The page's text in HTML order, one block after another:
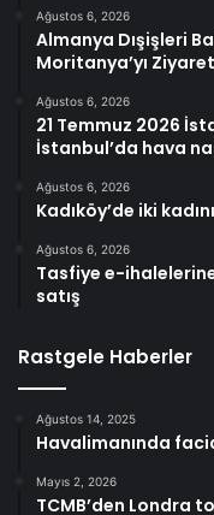
Ağustos 6, 2026
Almanya Dışişleri
Moritanya’yı
Ağustos 6, 2026
21 Temmuz 2026
İstanbul’da hava
Ağustos 6, 2026
Kadıköy’de iki
Ağustos 6, 2026
Tasfiye e-
satış
Rastgele Haberler
Ağustos 14, 2025
Havalimanında
Mayıs 2, 2026
TCMB’den Londra